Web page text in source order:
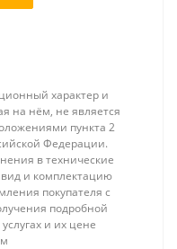
характер и
на нём, не является
пункта 2
Федерации.
в технические
и комплектацию
покупателя с
подробной
и их цене